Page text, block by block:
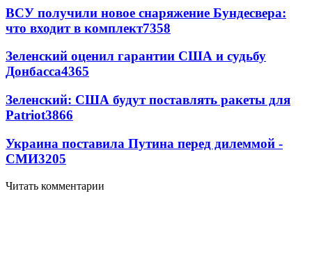
ВСУ получили новое снаряжение Бундесвера:
что входит в комплект7358
Зеленский оценил гарантии США и судьбу
Донбасса4365
Зеленский: США будут поставлять ракеты для
Patriot3866
Украина поставила Путина перед дилеммой -
СМИ3205
Читать комментарии